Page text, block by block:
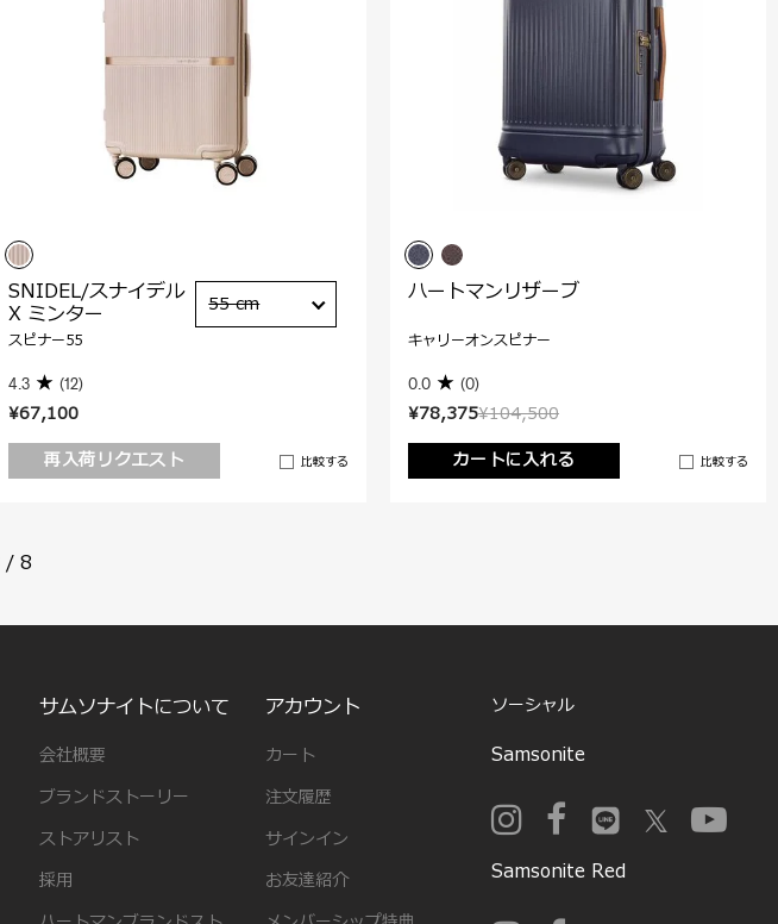
¥67,100
再入荷リクエスト
比較する
SNIDEL/スナイデル
X ミンター
スピナー55
4.3 (12)
55 cm
¥104,500
¥78,375
カートに入れる
比較する
ハートマンリザーブ
キャリーオンスピナー
0.0 (0)
/ 8
サムソナイトについて
会社概要
ブランドストーリー
ストアリスト
採用
アカウント
カート
注文履歴
サインイン
お友達紹介
ソーシャル
Samsonite
Samsonite Red